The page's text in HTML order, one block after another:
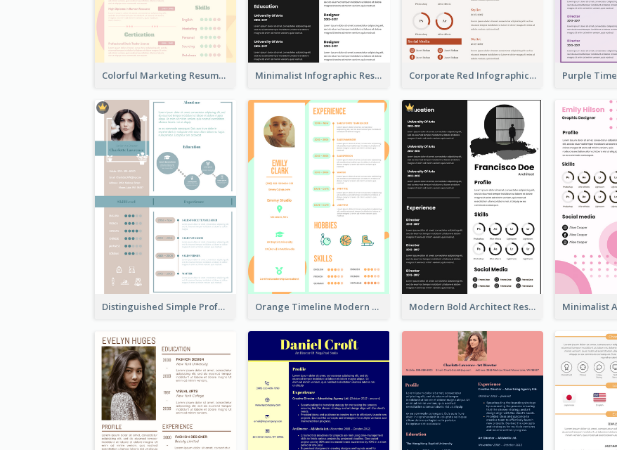
Colorful Marketing Resume Minimalist Infographic Resume Corporate Red Infographic Resume
Distinguished Simple Professional Resume Orange Timeline Modern Resume Modern Bold Architect Resume